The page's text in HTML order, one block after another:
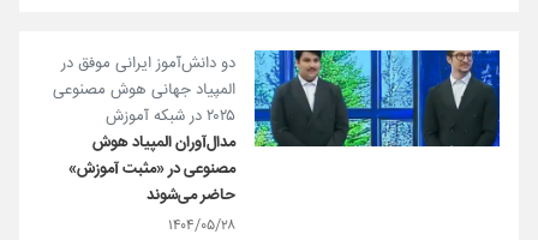
دو دانش‌آموز ایرانی موفق در
المپیاد جهانی هوش مصنوعی
۲۰۲۵ در شبکه آموزش
مدال‌آوران المپیاد هوش
مصنوعی در «مثبت آموزش»
حاضر می‌شوند
۱۴۰۴/۰۵/۲۸